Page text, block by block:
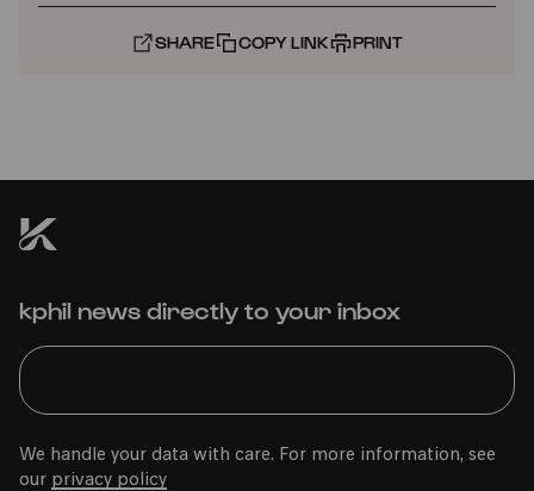
SHARE COPY LINK PRINT
kphil news directly to your inbox
We handle your data with care. For more information, see
our privacy policy